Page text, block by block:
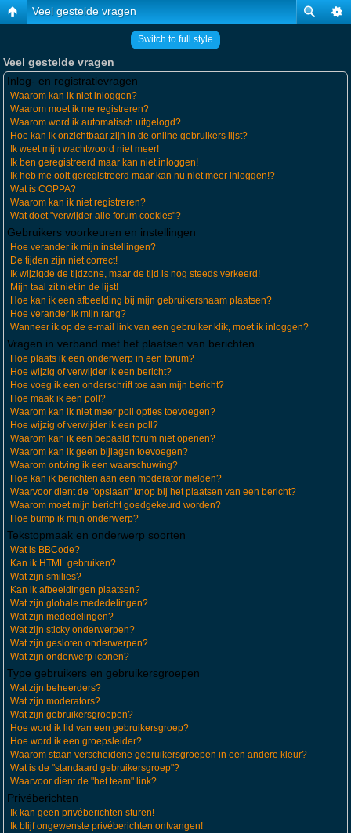
Veel gestelde vragen
Switch to full style
Veel gestelde vragen
Inlog- en registratievragen
Waarom kan ik niet inloggen?
Waarom moet ik me registreren?
Waarom word ik automatisch uitgelogd?
Hoe kan ik onzichtbaar zijn in de online gebruikers lijst?
Ik weet mijn wachtwoord niet meer!
Ik ben geregistreerd maar kan niet inloggen!
Ik heb me ooit geregistreerd maar kan nu niet meer inloggen!?
Wat is COPPA?
Waarom kan ik niet registreren?
Wat doet "verwijder alle forum cookies"?
Gebruikers voorkeuren en instellingen
Hoe verander ik mijn instellingen?
De tijden zijn niet correct!
Ik wijzigde de tijdzone, maar de tijd is nog steeds verkeerd!
Mijn taal zit niet in de lijst!
Hoe kan ik een afbeelding bij mijn gebruikersnaam plaatsen?
Hoe verander ik mijn rang?
Wanneer ik op de e-mail link van een gebruiker klik, moet ik inloggen?
Vragen in verband met het plaatsen van berichten
Hoe plaats ik een onderwerp in een forum?
Hoe wijzig of verwijder ik een bericht?
Hoe voeg ik een onderschrift toe aan mijn bericht?
Hoe maak ik een poll?
Waarom kan ik niet meer poll opties toevoegen?
Hoe wijzig of verwijder ik een poll?
Waarom kan ik een bepaald forum niet openen?
Waarom kan ik geen bijlagen toevoegen?
Waarom ontving ik een waarschuwing?
Hoe kan ik berichten aan een moderator melden?
Waarvoor dient de "opslaan" knop bij het plaatsen van een bericht?
Waarom moet mijn bericht goedgekeurd worden?
Hoe bump ik mijn onderwerp?
Tekstopmaak en onderwerp soorten
Wat is BBCode?
Kan ik HTML gebruiken?
Wat zijn smilies?
Kan ik afbeeldingen plaatsen?
Wat zijn globale mededelingen?
Wat zijn mededelingen?
Wat zijn sticky onderwerpen?
Wat zijn gesloten onderwerpen?
Wat zijn onderwerp iconen?
Type gebruikers en gebruikersgroepen
Wat zijn beheerders?
Wat zijn moderators?
Wat zijn gebruikersgroepen?
Hoe word ik lid van een gebruikersgroep?
Hoe word ik een groepsleider?
Waarom staan verscheidene gebruikersgroepen in een andere kleur?
Wat is de "standaard gebruikersgroep"?
Waarvoor dient de "het team" link?
Privéberichten
Ik kan geen privéberichten sturen!
Ik blijf ongewenste privéberichten ontvangen!